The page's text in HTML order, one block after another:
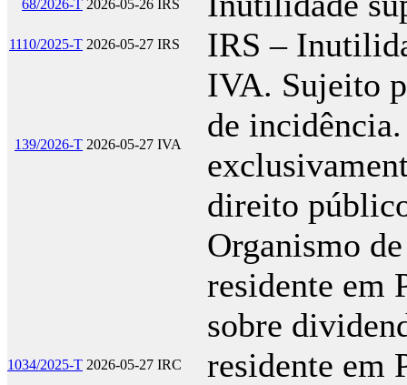
68/2026-T 2026-05-26 IRS
1110/2025-T 2026-05-27 IRS IRS –
139/2026-T 2026-05-27 IVA
IVA. Sujeito
de
direito
1034/2025-T 2026-05-27 IRC
Organismo
residente em
sobre
residente em